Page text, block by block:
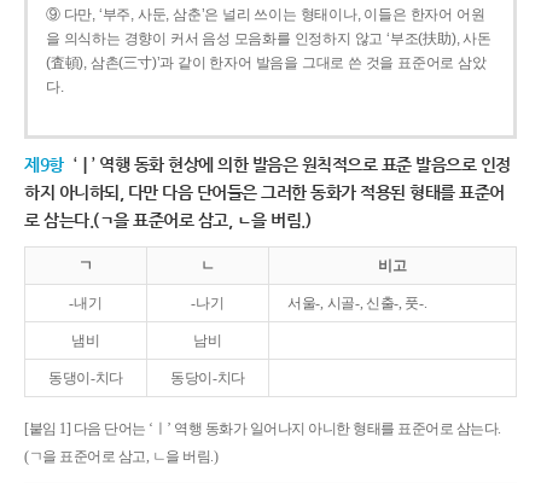
⑨ 다만, ‘부주, 사둔, 삼춘’은 널리 쓰이는 형태이나, 이들은 한자어 어원
을 의식하는 경향이 커서 음성 모음화를 인정하지 않고 ‘부조(扶助), 사돈
(査頓), 삼촌(三寸)’과 같이 한자어 발음을 그대로 쓴 것을 표준어로 삼았
다.
제9항 ‘ㅣ’ 역행 동화 현상에 의한 발음은 원칙적으로 표준 발음으로 인정
하지 아니하되, 다만 다음 단어들은 그러한 동화가 적용된 형태를 표준어
로 삼는다.(ㄱ을 표준어로 삼고, ㄴ을 버림.)
ㄱ ㄴ 비고
-내기 -나기 서울-, 시골-, 신출-, 풋-.
냄비 남비
동댕이-치다 동당이-치다
[붙임 1] 다음 단어는 ‘ㅣ’ 역행 동화가 일어나지 아니한 형태를 표준어로 삼는다.
(ㄱ을 표준어로 삼고, ㄴ을 버림.)